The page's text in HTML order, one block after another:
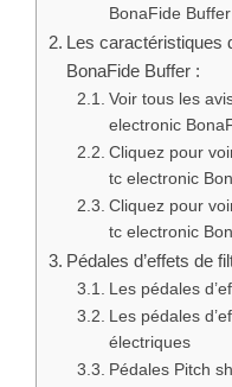
BonaFide Buffer
Les caractéristiques
BonaFide Buffer :
Voir tous les
electronic
Cliquez pour
tc electronic
Cliquez pour
tc electronic
Pédales d’effets de
Les pédales
Les pédales
électriques
Pédales Pitch